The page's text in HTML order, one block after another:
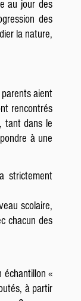
au jour des
des
la nature,
aient
rencontrés
tant dans le
à une
strictement
scolaire,
chacun des
«
à partir